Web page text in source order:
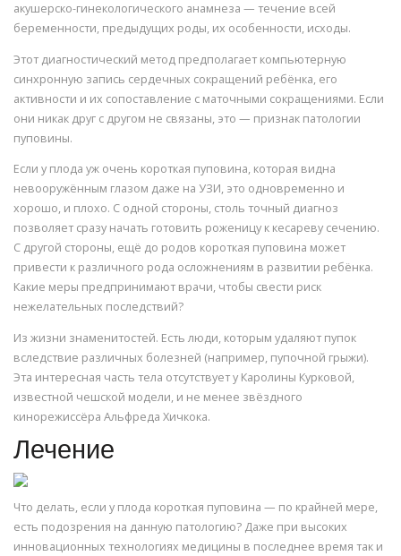
акушерско-гинекологического анамнеза — течение всей
беременности, предыдущих роды, их особенности, исходы.
Этот диагностический метод предполагает компьютерную
синхронную запись сердечных сокращений ребёнка, его
активности и их сопоставление с маточными сокращениями. Если
они никак друг с другом не связаны, это — признак патологии
пуповины.
Если у плода уж очень короткая пуповина, которая видна
невооружённым глазом даже на УЗИ, это одновременно и
хорошо, и плохо. С одной стороны, столь точный диагноз
позволяет сразу начать готовить роженицу к кесареву сечению.
С другой стороны, ещё до родов короткая пуповина может
привести к различного рода осложнениям в развитии ребёнка.
Какие меры предпринимают врачи, чтобы свести риск
нежелательных последствий?
Из жизни знаменитостей. Есть люди, которым удаляют пупок
вследствие различных болезней (например, пупочной грыжи).
Эта интересная часть тела отсутствует у Каролины Курковой,
известной чешской модели, и не менее звёздного
кинорежиссёра Альфреда Хичкока.
Лечение
Что делать, если у плода короткая пуповина — по крайней мере,
есть подозрения на данную патологию? Даже при высоких
инновационных технологиях медицины в последнее время так и